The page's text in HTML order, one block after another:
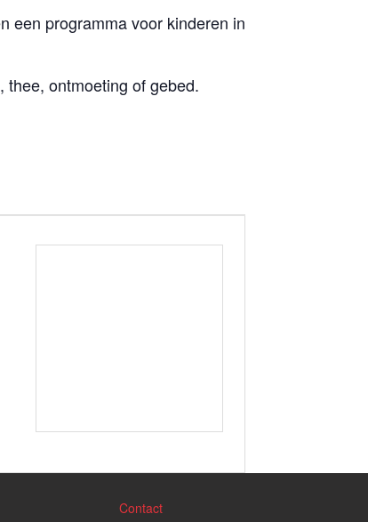
een programma voor kinderen in
thee, ontmoeting of gebed.
Contact